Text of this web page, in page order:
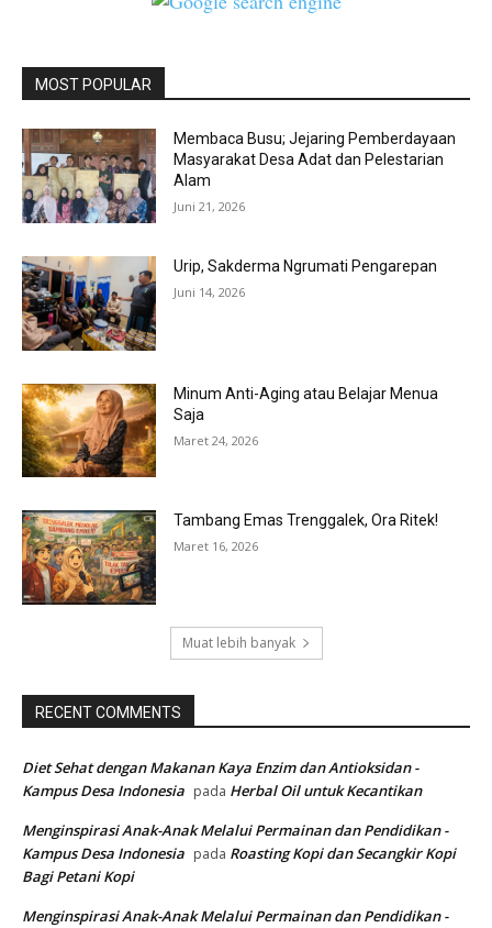
MOST POPULAR
Membaca Busu; Jejaring Pemberdayaan
Masyarakat Desa Adat dan Pelestarian
Alam
Juni 21, 2026
Urip, Sakderma Ngrumati Pengarepan
Juni 14, 2026
Minum Anti-Aging atau Belajar Menua
Saja
Maret 24, 2026
Tambang Emas Trenggalek, Ora Ritek!
Maret 16, 2026
Muat lebih banyak
RECENT COMMENTS
Diet Sehat dengan Makanan Kaya Enzim dan Antioksidan -
Kampus Desa Indonesia pada Herbal Oil untuk Kecantikan
Menginspirasi Anak-Anak Melalui Permainan dan Pendidikan -
Kampus Desa Indonesia pada Roasting Kopi dan Secangkir Kopi
Bagi Petani Kopi
Menginspirasi Anak-Anak Melalui Permainan dan Pendidikan -